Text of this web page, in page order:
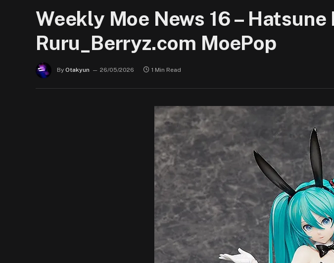
Weekly Moe News 16 – Hatsune
Ruru_Berryz.com MoePop
By Otakyun 26/05/2026 1 Min Read